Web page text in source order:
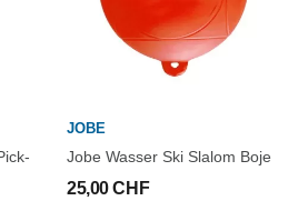
JOBE
Jobe Wasser Ski Slalom Boje
25,00 CHF